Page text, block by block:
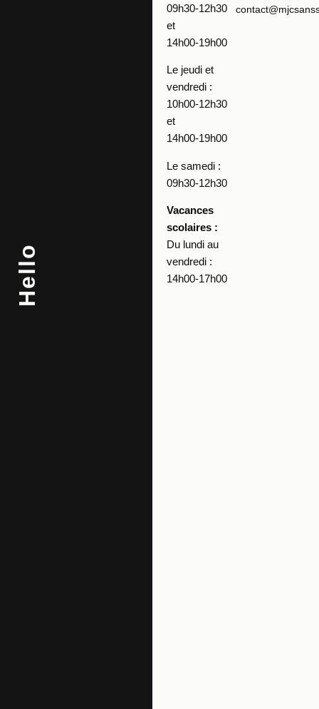
09h30-12h30
et
14h00-19h00
Le jeudi et
vendredi :
10h00-12h30
et
14h00-19h00
Le samedi :
09h30-12h30
Vacances
scolaires :
Du lundi au
vendredi :
14h00-17h00
Hello